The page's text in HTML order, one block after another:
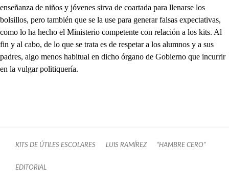
enseñanza de niños y jóvenes sirva de coartada para llenarse los
bolsillos, pero también que se la use para generar falsas expectativas,
como lo ha hecho el Ministerio competente con relación a los kits. Al
fin y al cabo, de lo que se trata es de respetar a los alumnos y a sus
padres, algo menos habitual en dicho órgano de Gobierno que incurrir
en la vulgar politiquería.
KITS DE ÚTILES ESCOLARES LUIS RAMÍREZ “HAMBRE CERO”
EDITORIAL